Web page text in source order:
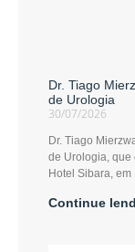
Dr. Tiago
de Urologia
30/07/2026
Dr. Tiago
de Urologia, que
Hotel Sibara, em
Continue